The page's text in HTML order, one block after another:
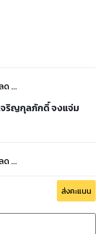
ด ...
จริญกุลภักดิ์ จงแจ่ม
ด ...
ส่งคะแนน